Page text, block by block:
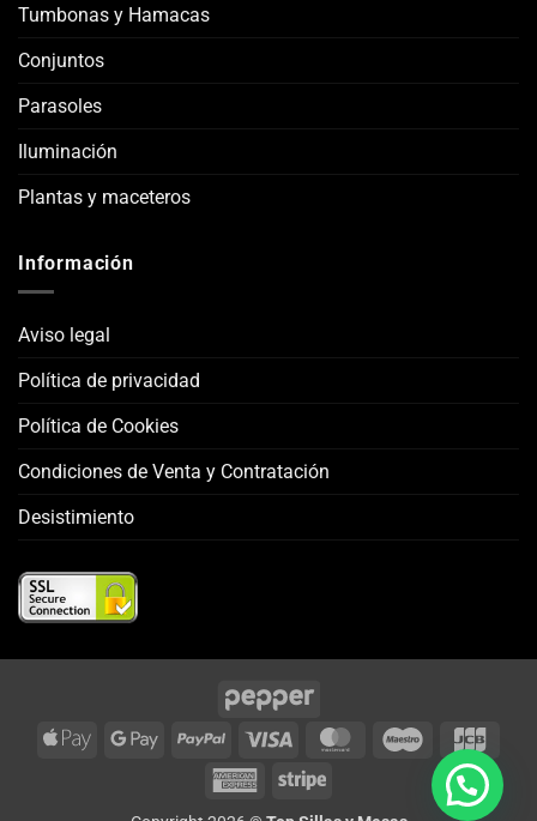
Tumbonas y Hamacas
Conjuntos
Parasoles
Iluminación
Plantas y maceteros
Información
Aviso legal
Política de privacidad
Política de Cookies
Condiciones de Venta y Contratación
Desistimiento
Apple
Google
PayPal Visa MasterCardMaestro
AmericanStripe